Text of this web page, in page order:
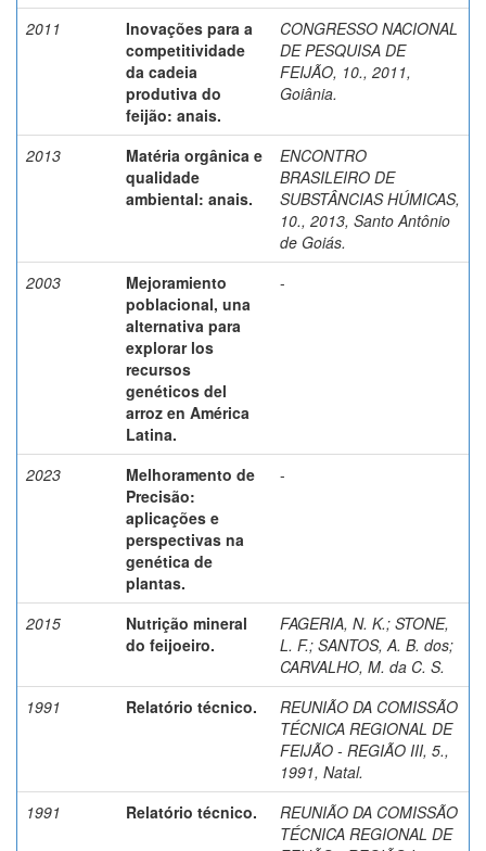
2011
Inovações para a
competitividade
da cadeia
produtiva do
feijão: anais.
CONGRESSO NACIONAL
DE PESQUISA DE
FEIJÃO, 10., 2011,
Goiânia.
2013
Matéria orgânica e
qualidade
ambiental: anais.
ENCONTRO
BRASILEIRO DE
SUBSTÂNCIAS HÚMICAS,
10., 2013, Santo Antônio
de Goiás.
2003
Mejoramiento
poblacional, una
alternativa para
explorar los
recursos
genéticos del
arroz en América
Latina.
-
2023
Melhoramento de
Precisão:
aplicações e
perspectivas na
genética de
plantas.
-
2015
Nutrição mineral
do feijoeiro.
FAGERIA, N. K.; STONE,
L. F.; SANTOS, A. B. dos;
CARVALHO, M. da C. S.
1991
Relatório técnico.
REUNIÃO DA COMISSÃO
TÉCNICA REGIONAL DE
FEIJÃO - REGIÃO III, 5.,
1991, Natal.
1991
Relatório técnico.
REUNIÃO DA COMISSÃO
TÉCNICA REGIONAL DE